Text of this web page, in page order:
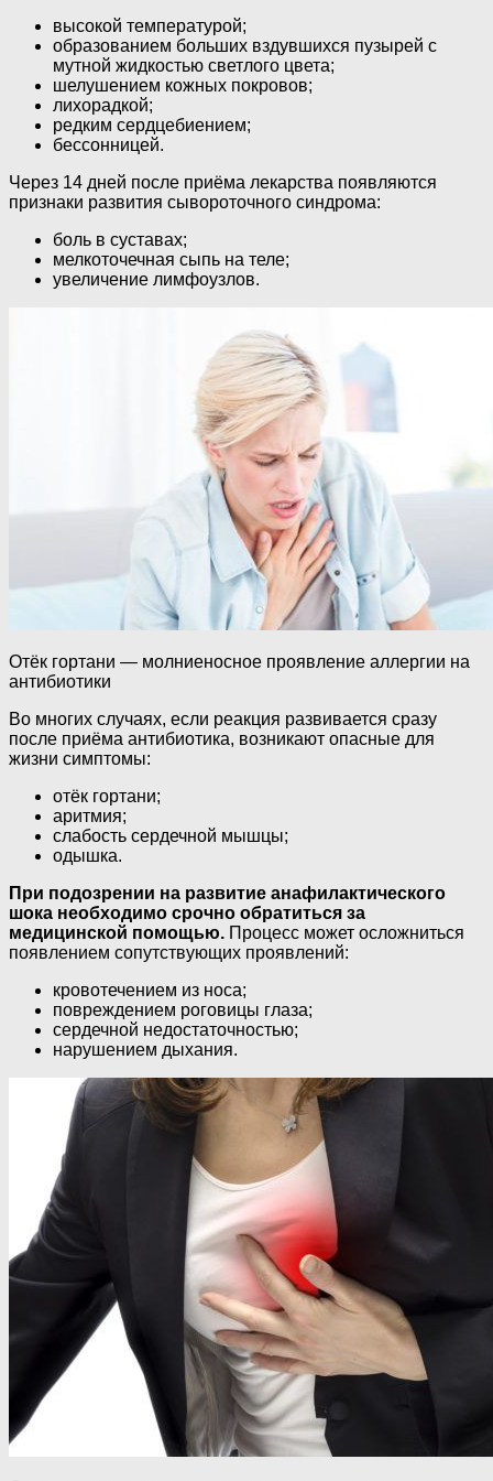
высокой температурой;
образованием больших вздувшихся пузырей с
мутной жидкостью светлого цвета;
шелушением кожных покровов;
лихорадкой;
редким сердцебиением;
бессонницей.
Через 14 дней после приёма лекарства появляются
признаки развития сывороточного синдрома:
боль в суставах;
мелкоточечная сыпь на теле;
увеличение лимфоузлов.
Отёк гортани — молниеносное проявление аллергии на
антибиотики
Во многих случаях, если реакция развивается сразу
после приёма антибиотика, возникают опасные для
жизни симптомы:
отёк гортани;
аритмия;
слабость сердечной мышцы;
одышка.
При подозрении на развитие анафилактического
шока необходимо срочно обратиться за
медицинской помощью. Процесс может осложниться
появлением сопутствующих проявлений:
кровотечением из носа;
повреждением роговицы глаза;
сердечной недостаточностью;
нарушением дыхания.